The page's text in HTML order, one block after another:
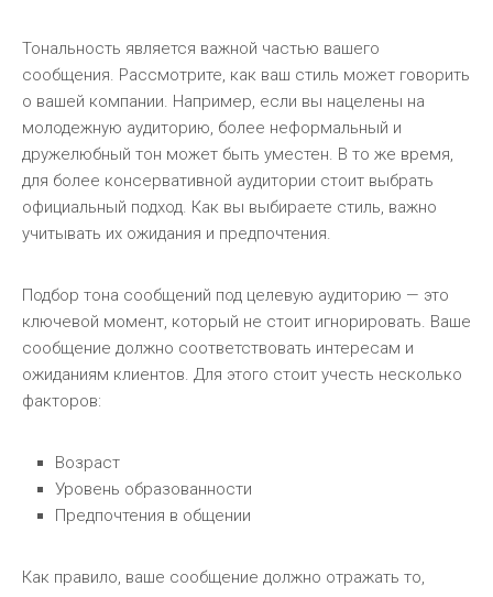
Тональность является важной частью вашего
сообщения. Рассмотрите, как ваш стиль может говорить
о вашей компании. Например, если вы нацелены на
молодежную аудиторию, более неформальный и
дружелюбный тон может быть уместен. В то же время,
для более консервативной аудитории стоит выбрать
официальный подход. Как вы выбираете стиль, важно
учитывать их ожидания и предпочтения.
Подбор тона сообщений под целевую аудиторию — это
ключевой момент, который не стоит игнорировать. Ваше
сообщение должно соответствовать интересам и
ожиданиям клиентов. Для этого стоит учесть несколько
факторов:
Возраст
Уровень образованности
Предпочтения в общении
Как правило, ваше сообщение должно отражать то,